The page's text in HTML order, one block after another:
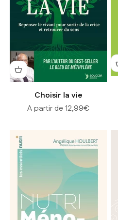
Choisir la vie
Prix de vente
A partir de 12,99€